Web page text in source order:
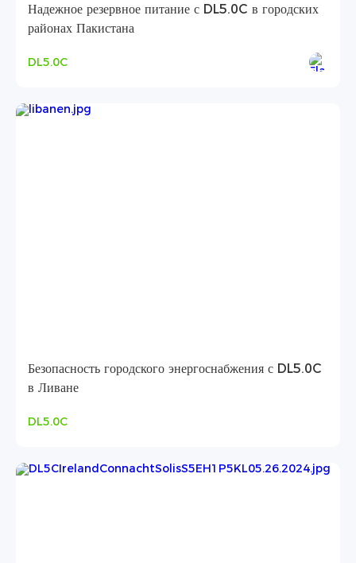
Надежное резервное питание с DL5.0C в городских
районах Пакистана
DL5.0C
Безопасность городского энергоснабжения с DL5.0C
в Ливане
DL5.0C